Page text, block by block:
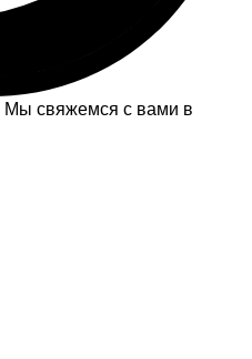
свяжемся с вами в